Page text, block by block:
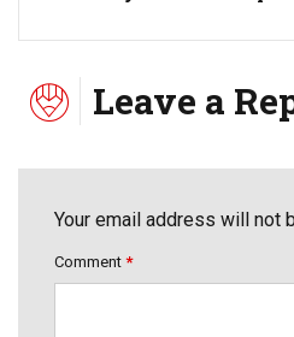
Leave a
Your email address will not
Comment *